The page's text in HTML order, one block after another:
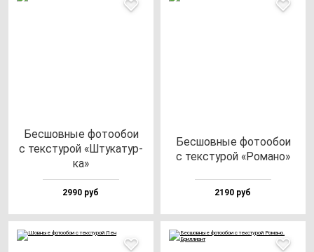
Бес­шов­ные фо­то­обои
с тек­сту­рой «Шту­ка­тур­
ка»
2990 руб
Бес­шов­ные фо­то­обои
с тек­сту­рой «Рома­но»
2190 руб